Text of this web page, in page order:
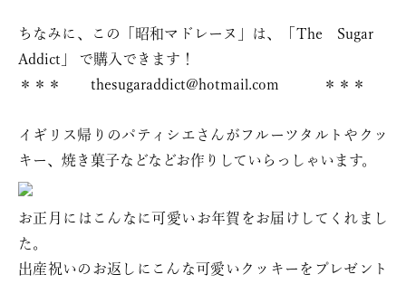
ちなみに、この「昭和マドレーヌ」は、「The Sugar
Addict」 で購入できます！
＊＊＊ thesugaraddict@hotmail.com ＊＊＊
イギリス帰りのパティシエさんがフルーツタルトやクッ
キー、焼き菓子などなどお作りしていらっしゃいます。
お正月にはこんなに可愛いお年賀をお届けしてくれまし
た。
出産祝いのお返しにこんな可愛いクッキーをプレゼント